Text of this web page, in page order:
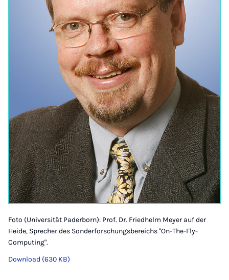
Foto (Universität Paderborn): Prof. Dr. Friedhelm Meyer auf der
Heide, Sprecher des Sonderforschungsbereichs "On-The-Fly-
Computing".
Download (630 KB)